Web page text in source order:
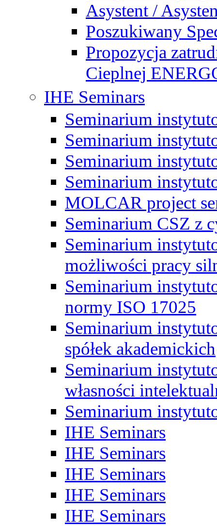
Asystent /
Poszukiwany
Propozycja
Cieplnej
IHE Seminars
Seminarium
Seminarium
Seminarium
Seminarium
MOLCAR project
Seminarium CSZ z
Seminarium
możliwości pracy
Seminarium
normy ISO 17025
Seminarium
spółek akademickich
Seminarium
własności
Seminarium
IHE Seminars
IHE Seminars
IHE Seminars
IHE Seminars
IHE Seminars